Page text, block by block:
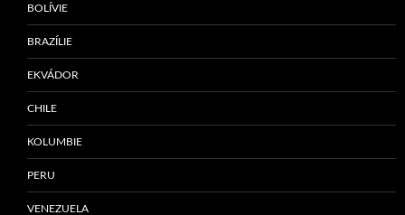
BOLÍVIE
BRAZÍLIE
EKVÁDOR
CHILE
KOLUMBIE
PERU
VENEZUELA